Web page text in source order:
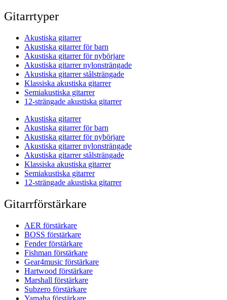
Gitarrtyper
Akustiska gitarrer
Akustiska gitarrer för barn
Akustiska gitarrer för nybörjare
Akustiska gitarrer nylonsträngade
Akustiska gitarrer stålsträngade
Klassiska akustiska gitarrer
Semiakustiska gitarrer
12-strängade akustiska gitarrer
Akustiska gitarrer
Akustiska gitarrer för barn
Akustiska gitarrer för nybörjare
Akustiska gitarrer nylonsträngade
Akustiska gitarrer stålsträngade
Klassiska akustiska gitarrer
Semiakustiska gitarrer
12-strängade akustiska gitarrer
Gitarrförstärkare
AER förstärkare
BOSS förstärkare
Fender förstärkare
Fishman förstärkare
Gear4music förstärkare
Hartwood förstärkare
Marshall förstärkare
Subzero förstärkare
Yamaha förstärkare